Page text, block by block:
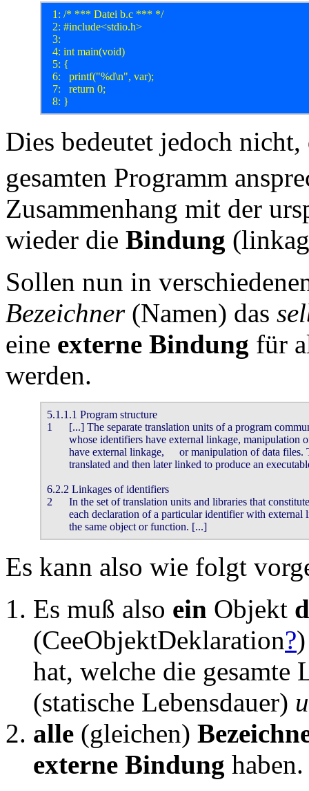
  1: /* *** Datei b.c *** */
  2: #include<stdio.h>
  3:
  4: int main(void)
  5: {
  6: 	printf("%d\n", var);
  7: 	return 0;
Dies bedeutet jedoch
gesamten Programm
Zusammenhang mit der
wieder die Bindung
Sollen nun in
Bezeichner(Namen) das
eine externe Bindung für
werden.
5.1.1.1 Program structure
1	[...] The separate translation units of a program communicate by (for example) calls to functions
6.2.2 Linkages of identifiers
2	In the set of translation units and libraries that constitutes an entire program,
	the same object or function. [...]
Es kann also wie folgt
Es muß also ein Objekt
(CeeObjektDeklaration?
hat, welche die gesamte
(statische Lebensdauer)
alle (gleichen)
externe Bindung haben.